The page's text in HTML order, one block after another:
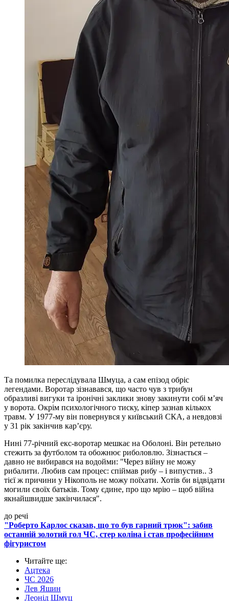
Та помилка переслідувала Шмуца, а сам епізод обріс
легендами. Воротар зізнавався, що часто чув з трибун
образливі вигуки та іронічні заклики знову закинути собі м’яч
у ворота. Окрім психологічного тиску, кіпер зазнав кількох
травм. У 1977-му він повернувся у київський СКА, а невдовзі
у 31 рік закінчив кар’єру.
Нині 77-річний екс-воротар мешкає на Оболоні. Він ретельно
стежить за футболом та обожнює риболовлю. Зізнається –
давно не вибирався на водойми: "Через війну не можу
рибалити. Любив сам процес: спіймав рибу – і випустив.. З
тієї ж причини у Нікополь не можу поїхати. Хотів би відвідати
могили своїх батьків. Тому єдине, про що мрію – щоб війна
якнайшвидше закінчилася".
до речі
"Роберто Карлос сказав, що то був гарний трюк": забив
останній золотий гол ЧС, стер коліна і став професійним
фігуристом
Читайте ще:
Ацтека
ЧС 2026
Лев Яшин
Леонід Шмуц